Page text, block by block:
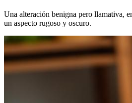
Una alteración benigna pero llamativa,
un aspecto rugoso y oscuro.